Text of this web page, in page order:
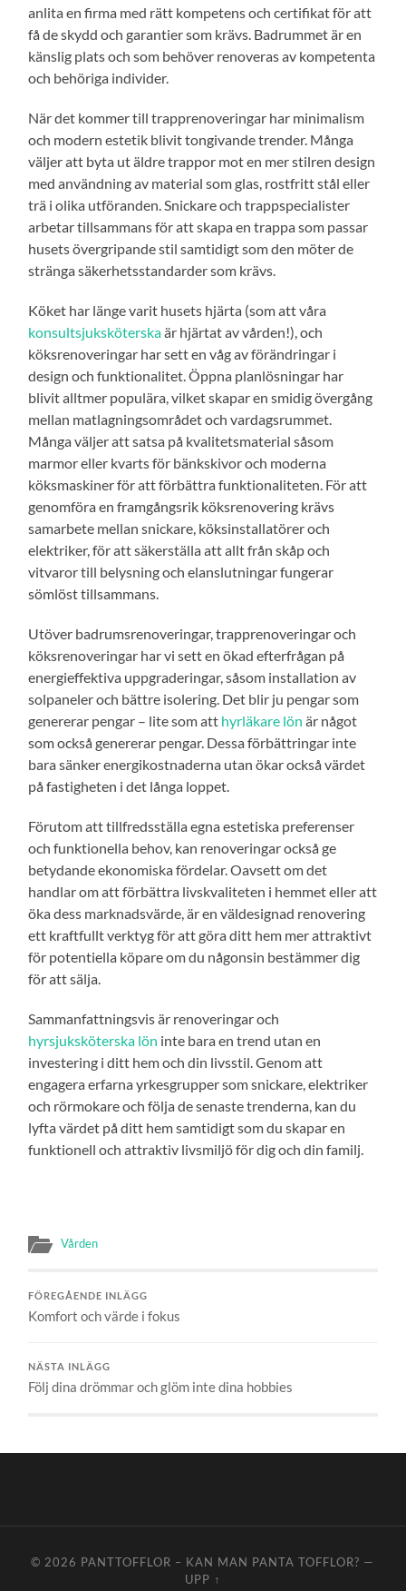
anlita en firma med rätt kompetens och certifikat för att
få de skydd och garantier som krävs. Badrummet är en
känslig plats och som behöver renoveras av kompetenta
och behöriga individer.
När det kommer till trapprenoveringar har minimalism
och modern estetik blivit tongivande trender. Många
väljer att byta ut äldre trappor mot en mer stilren design
med användning av material som glas, rostfritt stål eller
trä i olika utföranden. Snickare och trappspecialister
arbetar tillsammans för att skapa en trappa som passar
husets övergripande stil samtidigt som den möter de
stränga säkerhetsstandarder som krävs.
Köket har länge varit husets hjärta (som att våra
konsultsjuksköterskaär hjärtat av vården!), och
köksrenoveringar har sett en våg av förändringar i
design och funktionalitet. Öppna planlösningar har
blivit alltmer populära, vilket skapar en smidig övergång
mellan matlagningsområdet och vardagsrummet.
Många väljer att satsa på kvalitetsmaterial såsom
marmor eller kvarts för bänkskivor och moderna
köksmaskiner för att förbättra funktionaliteten. För att
genomföra en framgångsrik köksrenovering krävs
samarbete mellan snickare, köksinstallatörer och
elektriker, för att säkerställa att allt från skåp och
vitvaror till belysning och elanslutningar fungerar
sömlöst tillsammans.
Utöver badrumsrenoveringar, trapprenoveringar och
köksrenoveringar har vi sett en ökad efterfrågan på
energieffektiva uppgraderingar, såsom installation av
solpaneler och bättre isolering. Det blir ju pengar som
genererar pengar – lite som att hyrläkare lön är något
som också genererar pengar. Dessa förbättringar inte
bara sänker energikostnaderna utan ökar också värdet
på fastigheten i det långa loppet.
Förutom att tillfredsställa egna estetiska preferenser
och funktionella behov, kan renoveringar också ge
betydande ekonomiska fördelar. Oavsett om det
handlar om att förbättra livskvaliteten i hemmet eller att
öka dess marknadsvärde, är en väldesignad renovering
ett kraftfullt verktyg för att göra ditt hem mer attraktivt
för potentiella köpare om du någonsin bestämmer dig
för att sälja.
Sammanfattningsvis är renoveringar och
hyrsjuksköterska lön inte bara en trend utan en
investering i ditt hem och din livsstil. Genom att
engagera erfarna yrkesgrupper som snickare, elektriker
och rörmokare och följa de senaste trenderna, kan du
lyfta värdet på ditt hem samtidigt som du skapar en
funktionell och attraktiv livsmiljö för dig och din familj.
Vården
FÖREGÅENDE INLÄGG
Komfort och värde i fokus
NÄSTA INLÄGG
Följ dina drömmar och glöm inte dina hobbies
© 2026 PANTTOFFLOR – KAN MAN PANTA TOFFLOR? —
UPP ↑